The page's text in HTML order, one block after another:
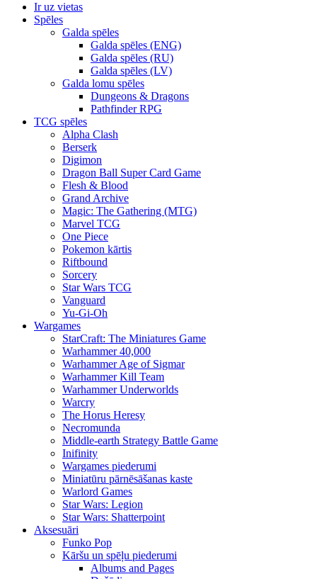
Ir uz vietas
Spēles
Galda spēles
Galda spēles (ENG)
Galda spēles (RU)
Galda spēles (LV)
Galda lomu spēles
Dungeons & Dragons
Pathfinder RPG
TCG spēles
Alpha Clash
Berserk
Digimon
Dragon Ball Super Card Game
Flesh & Blood
Grand Archive
Magic: The Gathering (MTG)
Marvel TCG
One Piece
Pokemon kārtis
Riftbound
Sorcery
Star Wars TCG
Vanguard
Yu-Gi-Oh
Wargames
StarCraft: The Miniatures Game
Warhammer 40,000
Warhammer Age of Sigmar
Warhammer Kill Team
Warhammer Underworlds
Warcry
The Horus Heresy
Necromunda
Middle-earth Strategy Battle Game
Inifinity
Wargames piederumi
Miniatūru pārnēsāšanas kaste
Warlord Games
Star Wars: Legion
Star Wars: Shatterpoint
Aksesuāri
Funko Pop
Kāršu un spēļu piederumi
Albums and Pages